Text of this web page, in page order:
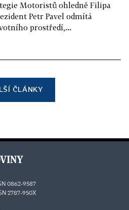
Motoristů ohledně Filipa
Petr Pavel odmítá
prostředí,...
ČLÁNKY
0862-9587
2787-950X